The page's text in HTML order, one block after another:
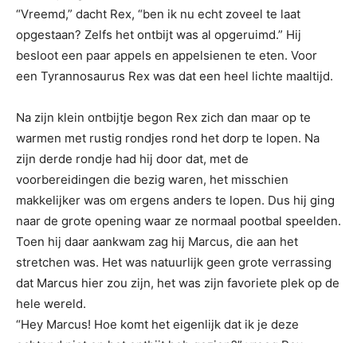
“Vreemd,” dacht Rex, “ben ik nu echt zoveel te laat
opgestaan? Zelfs het ontbijt was al opgeruimd.” Hij
besloot een paar appels en appelsienen te eten. Voor
een Tyrannosaurus Rex was dat een heel lichte maaltijd.
Na zijn klein ontbijtje begon Rex zich dan maar op te
warmen met rustig rondjes rond het dorp te lopen. Na
zijn derde rondje had hij door dat, met de
voorbereidingen die bezig waren, het misschien
makkelijker was om ergens anders te lopen. Dus hij ging
naar de grote opening waar ze normaal pootbal speelden.
Toen hij daar aankwam zag hij Marcus, die aan het
stretchen was. Het was natuurlijk geen grote verrassing
dat Marcus hier zou zijn, het was zijn favoriete plek op de
hele wereld.
“Hey Marcus! Hoe komt het eigenlijk dat ik je deze